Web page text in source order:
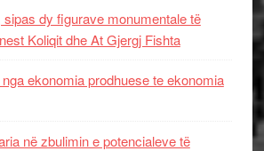
dy figurave monumentale të
Koliqit dhe At Gjergj Fishta
ekonomia prodhuese te ekonomia
në zbulimin e potencialeve të